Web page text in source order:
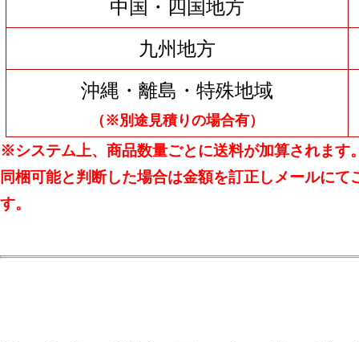
中国・四国地方
九州地方
沖縄・離島・特殊地域
（※別途見積りの場合有）
※システム上、商品数量ごとに送料が加算されます
同梱可能と判断した場合は金額を訂正しメールにて
す。